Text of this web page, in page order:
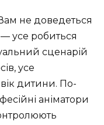
не доведеться
усе робиться
сценарій
усе
вік дитини. По-
аніматори